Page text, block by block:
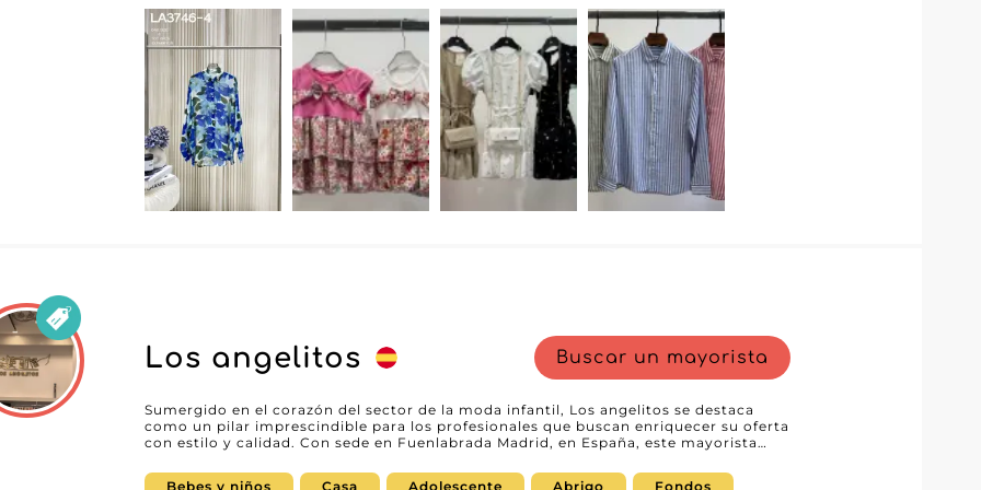
confianza. Cada colección está meticulosamente seleccionada, asegurando calidad y
atractivo indiscutible, lo que permite a los revendedores cautivar a una clientela
femenina exigente. Al elegir New epoch, los comerciantes acceden a un servicio al
cliente impecable, con equipos dedicados listos para responder a todas las
preguntas y apoyar las decisiones de compra. Este enfoque centrado en el cliente
hace de New epoch un aliado valioso para cualquier empresa que desee desarrollar
su gama de productos de moda para mujeres. Los beneficios para los minoristas son
múltiples: colecciones renovadas regularmente, precios competitivos y la garantía
de productos que cumplen con los más altos estándares de calidad. Además, al
asociarse con New epoch, los minoristas se benefician de una logística eficiente que
minimiza los tiempos de entrega, permitiéndoles reabastecer rápidamente sus
existencias. Para cualquier empresa que desee fortalecer su posición en el mercado
de la moda femenina, New epoch representa un verdadero activo estratégico,
Los angelitos Buscar un mayorista
Sumergido en el corazón del sector de la moda infantil, Los angelitos se destaca
como un pilar imprescindible para los profesionales que buscan enriquecer su oferta
con estilo y calidad. Con sede en Fuenlabrada Madrid, en España, este mayorista
vestidos, pasando por partes de arriba y de abajo. Los angelitos no es un simple
Bebes y niños Casa Adolescente Abrigo Fondos